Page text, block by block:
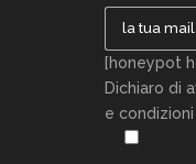
[honeypot
Dichiaro di
e